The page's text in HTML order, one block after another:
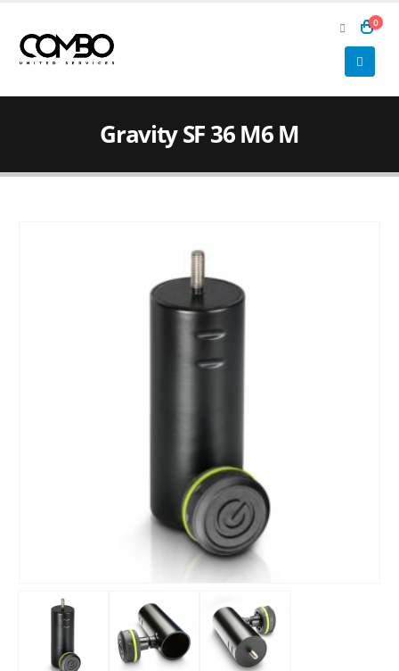
0
Gravity SF 36 M6 M